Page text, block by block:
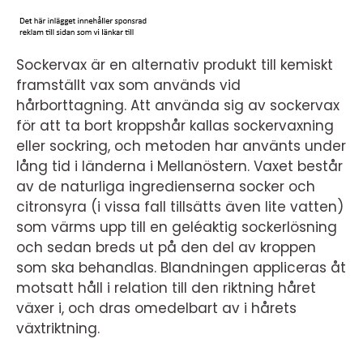
Sockervax är en alternativ produkt till kemiskt
framställt vax som används vid
hårborttagning. Att använda sig av sockervax
för att ta bort kroppshår kallas sockervaxning
eller sockring, och metoden har använts under
lång tid i länderna i Mellanöstern. Vaxet består
av de naturliga ingredienserna socker och
citronsyra (i vissa fall tillsätts även lite vatten)
som värms upp till en geléaktig sockerlösning
och sedan breds ut på den del av kroppen
som ska behandlas. Blandningen appliceras åt
motsatt håll i relation till den riktning håret
växer i, och dras omedelbart av i hårets
växtriktning.